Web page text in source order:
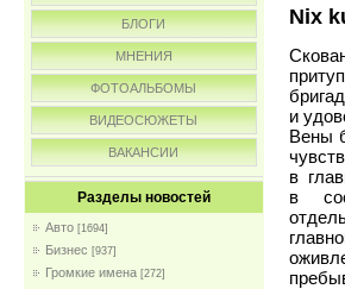
БЛОГИ
МНЕНИЯ
ФОТОАЛЬБОМЫ
ВИДЕОСЮЖЕТЫ
ВАКАНСИИ
Разделы новостей
Авто [1694]
Бизнес [937]
Громкие имена [272]
Nix
и
Вены
в
в